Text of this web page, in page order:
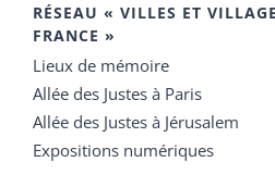
RÉSEAU « VILLES ET
FRANCE »
Lieux de mémoire
Allée des Justes à Paris
Allée des Justes à Jérusalem
Expositions numériques